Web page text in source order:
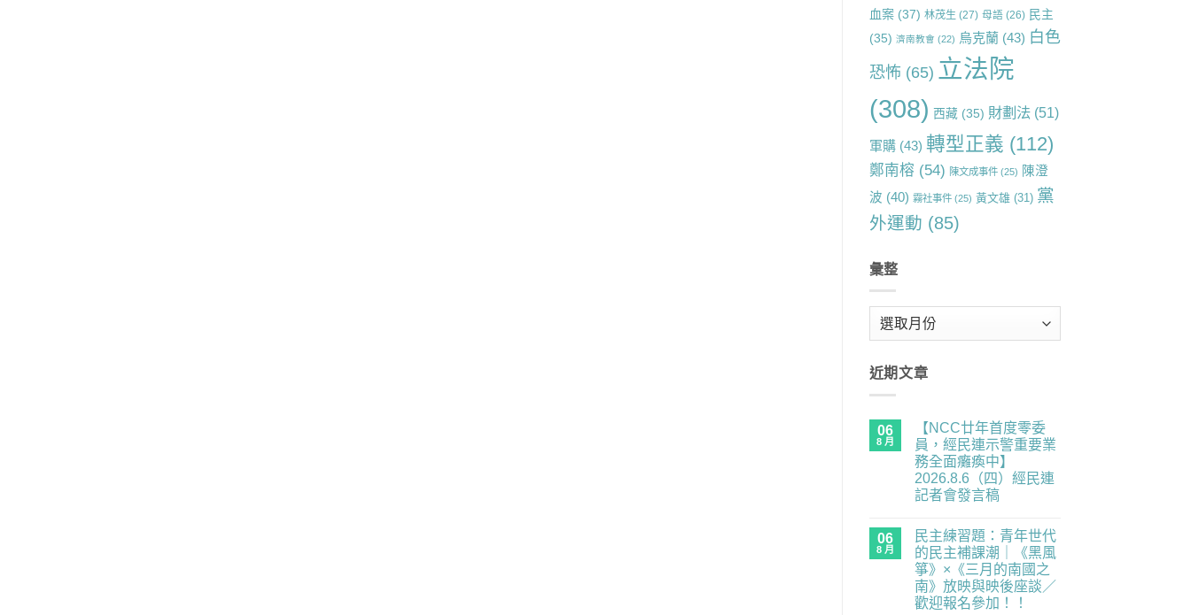
血案(37) 林茂生 (27) 母語(26) 民主
(35) 濟南教會 (22) 烏克蘭(43) 白色
恐怖 (65) 立法院
(308) 西藏(35) 財劃法(51)
軍購(43) 轉型正義 (112)
鄭南榕 (54) 陳文成事件(25) 陳澄
波 (40) 霧社事件(25) 黃文雄(31) 黨
外運動 (85)
彙整
近期文章
06
8 月
【NCC廿年首度零委
員，經民連示警重要業
務全面癱瘓中】
2026.8.6（四）經民連
記者會發言稿
廿
年
首
度
零
委
員，
留
言
06
8 月
民主練習題：青年世代
的民主補課潮｜《黑風
箏》×《三月的南國之
南》放映與映後座談／
歡迎報名參加！！